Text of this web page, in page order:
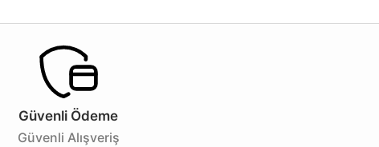
Güvenli Ödeme
Güvenli Alışveriş